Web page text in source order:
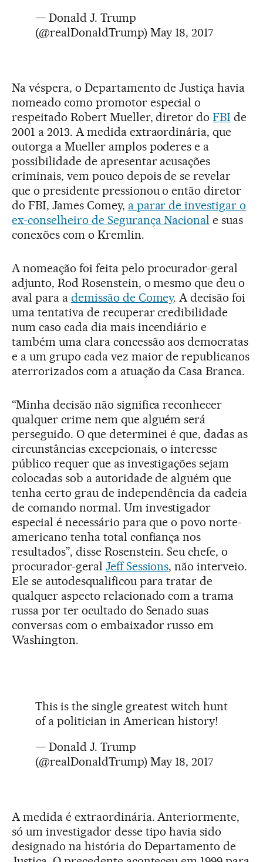
— Donald J. Trump
(@realDonaldTrump) May 18, 2017
Na véspera, o Departamento de Justiça havia
nomeado como promotor especial o
respeitado Robert Mueller, diretor doFBI de
2001 a 2013. A medida extraordinária, que
outorga a Mueller amplos poderes e a
possibilidade de apresentar acusações
criminais, vem pouco depois de se revelar
que o presidente pressionou o então diretor
do FBI, James Comey, a parar de investigar o
ex-conselheiro de Segurança Nacional e suas
conexões com o Kremlin.
A nomeação foi feita pelo procurador-geral
adjunto, Rod Rosenstein, o mesmo que deu o
aval para a demissão de Comey. A decisão foi
uma tentativa de recuperar credibilidade
num caso cada dia mais incendiário e
também uma clara concessão aos democratas
e a um grupo cada vez maior de republicanos
aterrorizados com a atuação da Casa Branca.
“Minha decisão não significa reconhecer
qualquer crime nem que alguém será
perseguido. O que determinei é que, dadas as
circunstâncias excepcionais, o interesse
público requer que as investigações sejam
colocadas sob a autoridade de alguém que
tenha certo grau de independência da cadeia
de comando normal. Um investigador
especial é necessário para que o povo norte-
americano tenha total confiança nos
resultados”, disse Rosenstein. Seu chefe, o
procurador-geral Jeff Sessions, não interveio.
Ele se autodesqualificou para tratar de
qualquer aspecto relacionado com a trama
russa por ter ocultado do Senado suas
conversas com o embaixador russo em
Washington.
This is the single greatest witch hunt
of a politician in American history!
— Donald J. Trump
(@realDonaldTrump) May 18, 2017
A medida é extraordinária. Anteriormente,
só um investigador desse tipo havia sido
designado na história do Departamento de